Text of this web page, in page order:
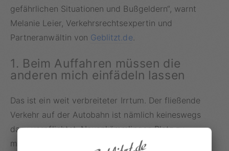
gefährlichen Situationen und Bußgeldern“, warnt
Melanie Leier, Verkehrsrechtsexpertin und
Partneranwältin von Geblitzt.de
1. Beim Auffahren müssen die
anderen mich einfädeln lassen
Das ist ein weit verbreiteter Irrtum. Der fließende
Verkehr auf der Autobahn ist nämlich keineswegs
dazu verpflichtet, Neuankömmlingen Platz zu
machen. Melanie Leier erläutert: „Es ist derjenige